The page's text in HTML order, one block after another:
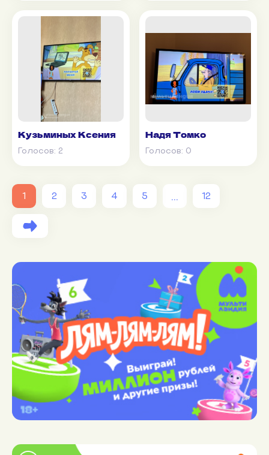
Кузьминых Ксения
Голосов: 2
Надя Томко
Голосов: 0
1 2 3 4 5 ... 12